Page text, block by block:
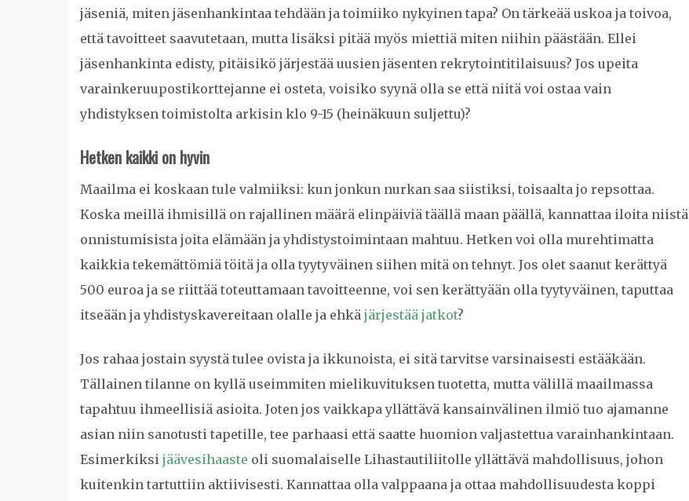
jäseniä, miten jäsenhankintaa tehdään ja toimiiko nykyinen tapa? On tärkeää uskoa ja toivoa,
että tavoitteet saavutetaan, mutta lisäksi pitää myös miettiä miten niihin päästään. Ellei
jäsenhankinta edisty, pitäisikö järjestää uusien jäsenten rekrytointitilaisuus? Jos upeita
varainkeruupostikorttejanne ei osteta, voisiko syynä olla se että niitä voi ostaa vain
yhdistyksen toimistolta arkisin klo 9-15 (heinäkuun suljettu)?
Hetken kaikki on hyvin
Maailma ei koskaan tule valmiiksi: kun jonkun nurkan saa siistiksi, toisaalta jo repsottaa.
Koska meillä ihmisillä on rajallinen määrä elinpäiviä täällä maan päällä, kannattaa iloita niistä
onnistumisista joita elämään ja yhdistystoimintaan mahtuu. Hetken voi olla murehtimatta
kaikkia tekemättömiä töitä ja olla tyytyväinen siihen mitä on tehnyt. Jos olet saanut kerättyä
500 euroa ja se riittää toteuttamaan tavoitteenne, voi sen kerättyään olla tyytyväinen, taputtaa
itseään ja yhdistyskavereitaan olalle ja ehkä järjestää jatkot?
Jos rahaa jostain syystä tulee ovista ja ikkunoista, ei sitä tarvitse varsinaisesti estääkään.
Tällainen tilanne on kyllä useimmiten mielikuvituksen tuotetta, mutta välillä maailmassa
tapahtuu ihmeellisiä asioita. Joten jos vaikkapa yllättävä kansainvälinen ilmiö tuo ajamanne
asian niin sanotusti tapetille, tee parhaasi että saatte huomion valjastettua varainhankintaan.
Esimerkiksi jäävesihaaste oli suomalaiselle Lihastautiliitolle yllättävä mahdollisuus, johon
kuitenkin tartuttiin aktiivisesti. Kannattaa olla valppaana ja ottaa mahdollisuudesta koppi